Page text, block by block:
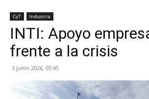
CyT Industria
INTI: Apoyo
frente a la crisis
3 junio 2026, 05:45